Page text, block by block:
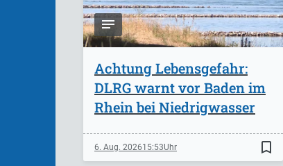
Achtung Lebensgefahr:
DLRG warnt vor Baden im
Rhein bei Niedrigwasser
6. Aug. 202615:53 bookmark_border